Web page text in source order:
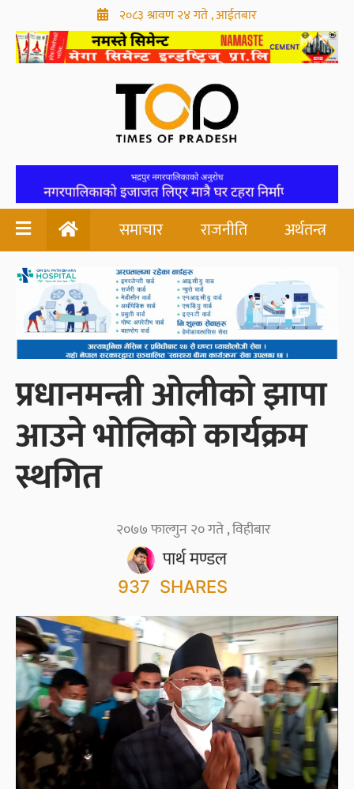
२०८३ श्रावण २४ गते , आईतबार
समाचार राजनीति अर्थतन्त्र
प्रधानमन्त्री ओलीको झापा
आउने भोलिको कार्यक्रम
स्थगित
पार्थ मण्डल
२०७७ फाल्गुन २० गते , विहीबार
937 SHARES